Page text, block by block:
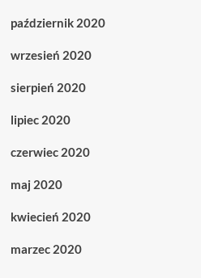
październik 2020
wrzesień 2020
sierpień 2020
lipiec 2020
czerwiec 2020
maj 2020
kwiecień 2020
marzec 2020